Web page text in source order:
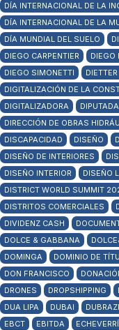
DÍA INTERNACIONAL DE LA
DÍA INTERNACIONAL DE LA
DÍA MUNDIAL DEL SUELO
DIEGO CARPENTIER
DIEGO
DIEGO SIMONETTI
DIGITALIZACIÓN DE LA
DIGITALIZADORA
DIRECCIÓN DE OBRAS
DISCAPACIDAD
DISEÑO
DISEÑO DE INTERIORES
DISEÑO INTERIOR
DISEÑO
DISTRICT WORLD SUMMIT
DISTRITOS COMERCIALES
DIVIDENZ CASH
DOLCE & GABBANA
DOMINGA
DOMINIO DE
DON FRANCISCO
DRONES
DROPSHIPPING
DUA LIPA
DUBAI
EBCT
EBITDA